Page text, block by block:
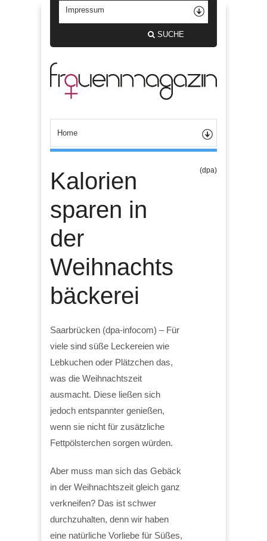
SUCHE
Kalorien
sparen in
der
Weihnachts
bäckerei
(dpa)
Saarbrücken (dpa-infocom) – Für
viele sind süße Leckereien wie
Lebkuchen oder Plätzchen das,
was die Weihnachtszeit
ausmacht. Diese ließen sich
jedoch entspannter genießen,
wenn sie nicht für zusätzliche
Fettpölsterchen sorgen würden.
Aber muss man sich das Gebäck
in der Weihnachtszeit gleich ganz
verkneifen? Das ist schwer
durchzuhalten, denn wir haben
eine natürliche Vorliebe für Süßes,